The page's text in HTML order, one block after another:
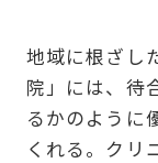
地域に根ざし
院」には、待
るかのように
くれる。クリ